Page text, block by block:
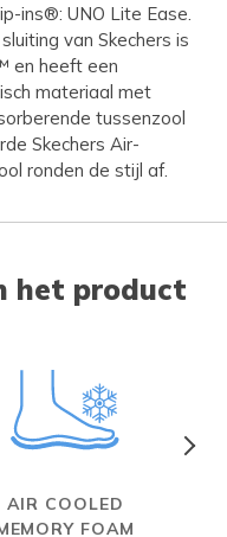
ins®: UNO Lite Ease.
van Skechers is
en heeft een
materiaal met
tussenzool
Skechers Air-
ronden de stijl af.
het product
AIR COOLED
FOAM